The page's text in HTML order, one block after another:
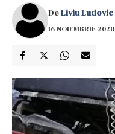
DeLiviu Ludovic
16 NOIEMBRIE 2020